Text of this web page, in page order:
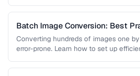
Batch Image Conversion: Best
Processing
Converting hundreds of images one
error-prone. Learn how to set up